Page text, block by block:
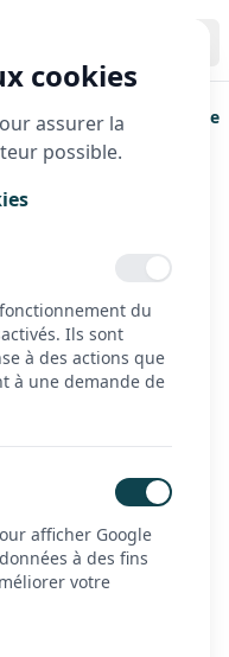
de mobilité adaptée
pour les
pour tester un
tricycle ou un
congés, sur
cookies
assurer la
possible.
du
Ils sont
à des actions que
à une demande de
afficher Google
à des fins
votre